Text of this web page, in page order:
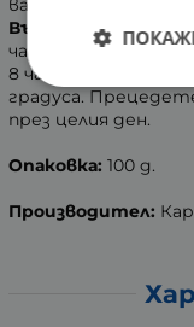
вари се 10 мин и
Вътрешно -
чаени лъжички от
8 часа. На
градуса.
през целия ден.
Опаковка: 100 g.
Производител: